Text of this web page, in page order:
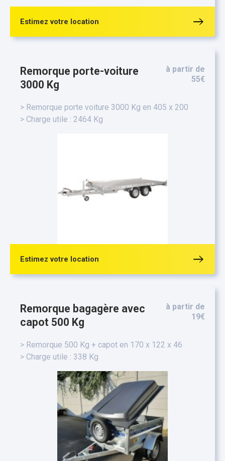
Estimez votre location
Remorque porte-voiture
3000 Kg
à partir de
55€
> Remorque porte voiture 3000 Kg en 405 x 200
> Charge utile : 2464 Kg
Estimez votre location
Remorque bagagère avec
capot 500 Kg
à partir de
19€
> Remorque 500 Kg + capot en 170 x 122 x 46
> Charge utile : 338 Kg